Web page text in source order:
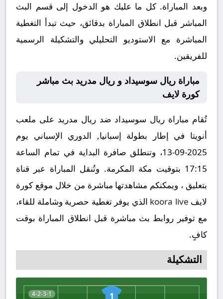
وبعد المباراة. كل ما عليك هو الدخول إلى قسم البث
المباشر قبل انطلاق المباراة بدقائق، حيث تبدأ التغطية
المباشرة مع الاستوديو التحليلي والتشكيلة الرسمية
للفريقين.
مباراة ريال سوسيداد و ريال مدريد بث مباشر
كورة لايف
تُقام مباراة ريال سوسيداد ضد ريال مدريد على ملعب
أنويتا في إطار بطولة إسبانيا, الدوري الإسباني يوم
2025-09-13، وتنطلق صافرة البداية في تمام الساعة
17:15 بتوقيت مكة المكرمة. وتُنقل المباراة عبر قناة
بتعليق ، ويمكنكم مشاهدتها مباشرة من خلال موقع كورة
لايف koora live الذي يوفر تغطية حصرية وشاملة للقاء،
مع توفير روابط بث مباشرة قبل انطلاق المباراة بوقت
كافٍ.
التشكيلة
4-2-3-1 1